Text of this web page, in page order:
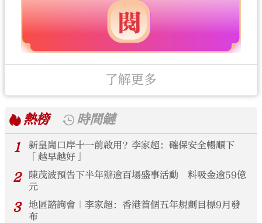
了解更多
熱榜
時間鏈
1
新皇崗口岸十一前啟用？李家超：確保安全暢順下
「越早越好」
2
陳茂波預告下半年辦逾百場盛事活動 料吸金逾59億
元
3
地區諮詢會｜李家超：香港首個五年規劃目標9月發
布